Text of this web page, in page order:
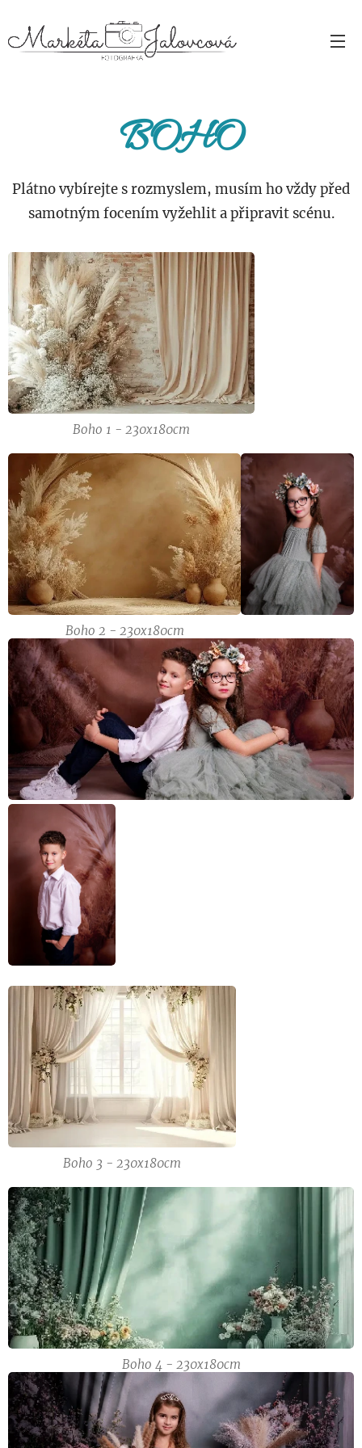
BOHO
Plátno vybírejte s rozmyslem, musím ho vždy před
samotným focením vyžehlit a připravit scénu.
Boho 1 - 230x180cm
Boho 2 - 230x180cm
Boho 3 - 230x180cm
Boho 4 - 230x180cm